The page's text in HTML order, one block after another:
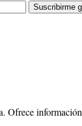
Suscribirme